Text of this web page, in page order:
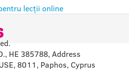
lecții online
HE 385788, Address
8011, Paphos, Cyprus